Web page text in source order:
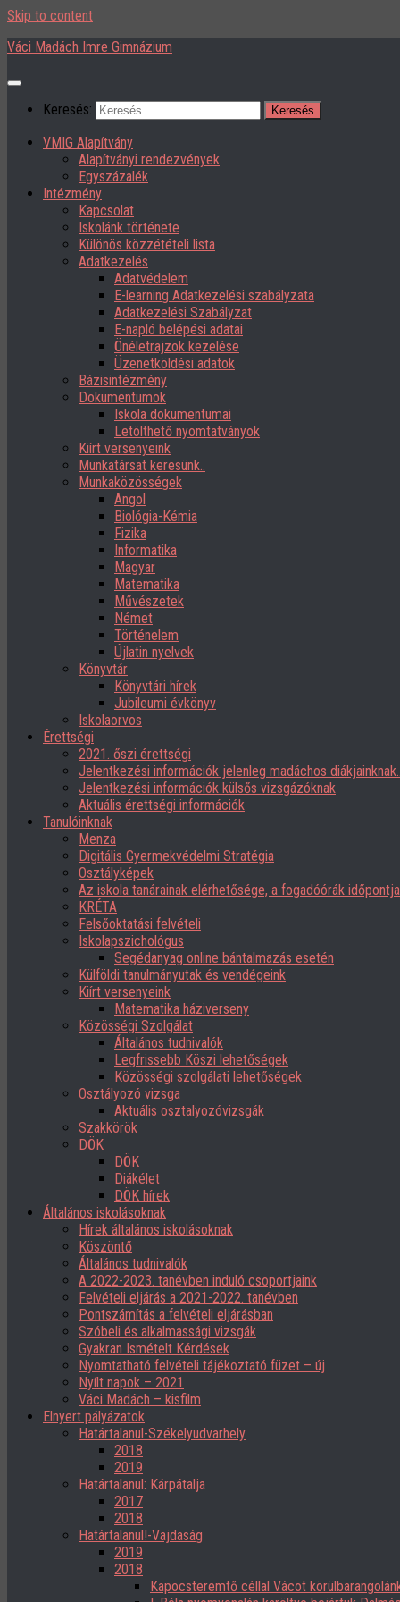
Skip to content
Váci Madách Imre Gimnázium
Keresés:
VMIG Alapítvány
Alapítványi rendezvények
Egyszázalék
Intézmény
Kapcsolat
Iskolánk története
Különös közzétételi lista
Adatkezelés
Adatvédelem
E-learning Adatkezelési szabályzata
Adatkezelési Szabályzat
E-napló belépési adatai
Önéletrajzok kezelése
Üzenetköldési adatok
Bázisintézmény
Dokumentumok
Iskola dokumentumai
Letölthető nyomtatványok
Kiírt versenyeink
Munkatársat keresünk..
Munkaközösségek
Angol
Biológia-Kémia
Fizika
Informatika
Magyar
Matematika
Művészetek
Német
Történelem
Újlatin nyelvek
Könyvtár
Könyvtári hírek
Jubileumi évkönyv
Iskolaorvos
Érettségi
2021. őszi érettségi
Jelentkezési információk jelenleg madáchos
Jelentkezési információk külsős vizsgázóknak
Aktuális érettségi információk
Tanulóinknak
Menza
Digitális Gyermekvédelmi Stratégia
Osztályképek
Az iskola tanárainak elérhetősége, a fogadóórák
KRÉTA
Felsőoktatási felvételi
Iskolapszichológus
Segédanyag online bántalmazás esetén
Külföldi tanulmányutak és vendégeink
Kiírt versenyeink
Matematika háziverseny
Közösségi Szolgálat
Általános tudnivalók
Legfrissebb Köszi lehetőségek
Közösségi szolgálati lehetőségek
Osztályozó vizsga
Aktuális osztalyozóvizsgák
Szakkörök
DÖK
DÖK
Diákélet
DÖK hírek
Általános iskolásoknak
Hírek általános iskolásoknak
Köszöntő
Általános tudnivalók
A 2022-2023. tanévben induló csoportjaink
Felvételi eljárás a 2021-2022. tanévben
Pontszámítás a felvételi eljárásban
Szóbeli és alkalmassági vizsgák
Gyakran Ismételt Kérdések
Nyomtatható felvételi tájékoztató füzet – új
Nyílt napok – 2021
Váci Madách – kisfilm
Elnyert pályázatok
Határtalanul-Székelyudvarhely
2018
2019
Határtalanul: Kárpátalja
2017
2018
Határtalanul!-Vajdaság
2019
2018
Kapocsteremtő céllal Vácot